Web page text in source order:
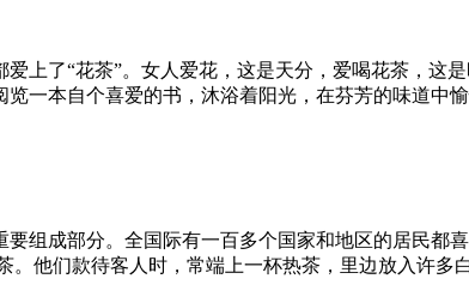
了“花茶”。女人爱花，这是天分，爱喝花茶，这
览一本自个喜爱的书，沐浴着阳光，在芬芳的味
组成部分。全国际有一百多个国家和地区的居民都
他们款待客人时，常端上一杯热茶，里边放入许多